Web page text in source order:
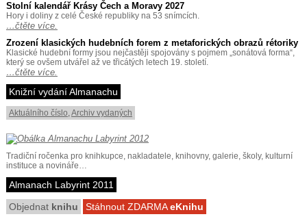
Stolní kalendář Krásy Čech a Moravy 2027
Hory i doliny z celé České republiky na 53 snímcích.
…čtěte více.
Zrození klasických hudebních forem z metaforických obrazů rétoriky
Klasické hudební formy jsou nejčastěji spojovány s pojmem „sonátová forma“,
který se ovšem utvářel až ve třicátých letech 19. století.
…čtěte více.
Knižní vydání Almanachu
Aktuálního číslo,Archiv vydaných
Tradiční ročenka pro knihkupce, nakladatele, knihovny, galerie, školy, kulturní
instituce a novináře…
Almanach Labyrint 2011
Objednat knihu Stáhnout ZDARMAeKnihu